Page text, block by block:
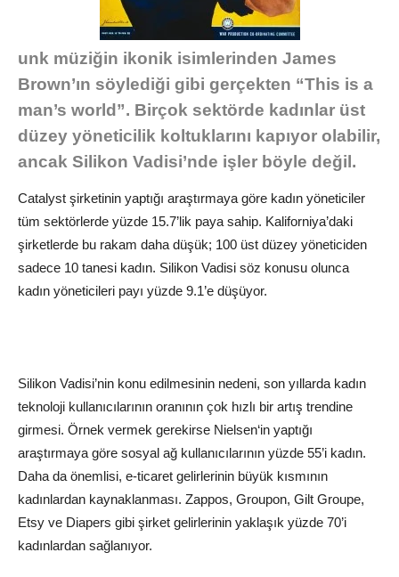
unk müziğin ikonik isimlerinden James
Brown’ın söylediği gibi gerçekten “This is a
man’s world”. Birçok sektörde kadınlar üst
düzey yöneticilik koltuklarını kapıyor olabilir,
ancak Silikon Vadisi’nde işler böyle değil.
Catalyst şirketinin yaptığı araştırmaya göre kadın yöneticiler
tüm sektörlerde yüzde 15.7’lik paya sahip. Kaliforniya’daki
şirketlerde bu rakam daha düşük; 100 üst düzey yöneticiden
sadece 10 tanesi kadın. Silikon Vadisi söz konusu olunca
kadın yöneticileri payı yüzde 9.1’e düşüyor.
Silikon Vadisi’nin konu edilmesinin nedeni, son yıllarda kadın
teknoloji kullanıcılarının oranının çok hızlı bir artış trendine
girmesi. Örnek vermek gerekirse Nielsen‘in yaptığı
araştırmaya göre sosyal ağ kullanıcılarının yüzde 55’i kadın.
Daha da önemlisi, e-ticaret gelirlerinin büyük kısmının
kadınlardan kaynaklanması. Zappos, Groupon, Gilt Groupe,
Etsy ve Diapers gibi şirket gelirlerinin yaklaşık yüzde 70’i
kadınlardan sağlanıyor.